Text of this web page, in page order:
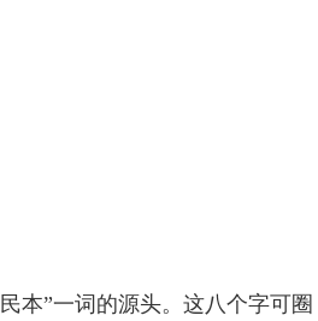
本”一词的源头。这八个字可圈